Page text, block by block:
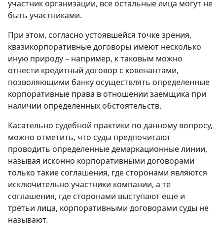
участник организации, все остальные лица могут не
быть участниками.
При этом, согласно устоявшейся точке зрения,
квазикорпоративные договоры имеют несколько
иную природу – например, к таковым можно
отнести кредитный договор с ковенантами,
позволяющими банку осуществлять определенные
корпоративные права в отношении заемщика при
наличии определенных обстоятельств.
Касательно судебной практики по данному вопросу,
можно отметить, что суды предпочитают
проводить определенные демаркационные линии,
называя исконно корпоративными договорами
только такие соглашения, где сторонами являются
исключительно участники компании, а те
соглашения, где сторонами выступают еще и
третьи лица, корпоративными договорами суды не
называют.